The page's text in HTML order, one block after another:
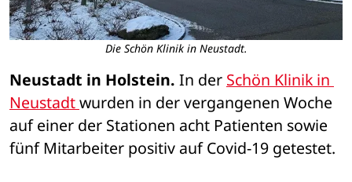
Die Schön Klinik in Neustadt.
Neustadt in Holstein. In der Schön Klinik in
Neustadt wurden in der vergangenen Woche
auf einer der Stationen acht Patienten sowie
fünf Mitarbeiter positiv auf Covid-19 getestet.